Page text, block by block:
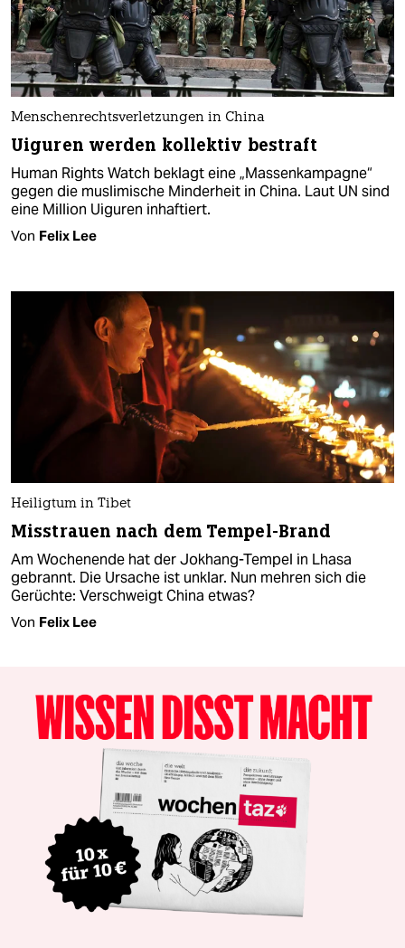
Menschenrechtsverletzungen in China
Uiguren werden kollektiv bestraft
Human Rights Watch beklagt eine „Massenkampagne“
gegen die muslimische Minderheit in China. Laut UN sind
eine Million Uiguren inhaftiert.
Von Felix Lee
Heiligtum in Tibet
Misstrauen nach dem Tempel-Brand
Am Wochenende hat der Jokhang-Tempel in Lhasa
gebrannt. Die Ursache ist unklar. Nun mehren sich die
Gerüchte: Verschweigt China etwas?
Von Felix Lee